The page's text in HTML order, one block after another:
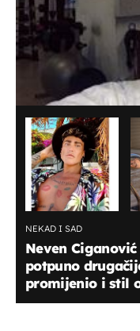
NEKAD I SAD
Neven
potpuno
promijenio i stil